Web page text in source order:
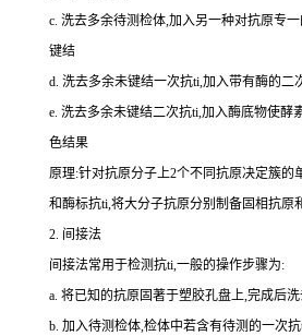
c. 洗去多余待测检体,加入另一种对抗原专一
键结
d. 洗去多余未键结一次抗ti,加入带有酶的二
e. 洗去多余未键结二次抗ti,加入酶底物使酵
色结果
原理:针对抗原分子上2个不同抗原决定簇的
和酶标抗ti,将大分子抗原分别制备固相抗原
2. 间接法
间接法常用于检测抗ti,一般的操作步骤为:
a. 将已知的抗原固著于塑胶孔盘上,完成后洗
b. 加入待测检体,检体中若含有待测的一次抗